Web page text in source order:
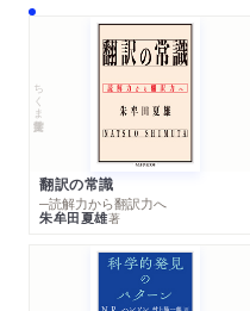
ちくま学芸文庫
翻訳の常識
─読解力から翻訳力へ
朱牟田夏雄著